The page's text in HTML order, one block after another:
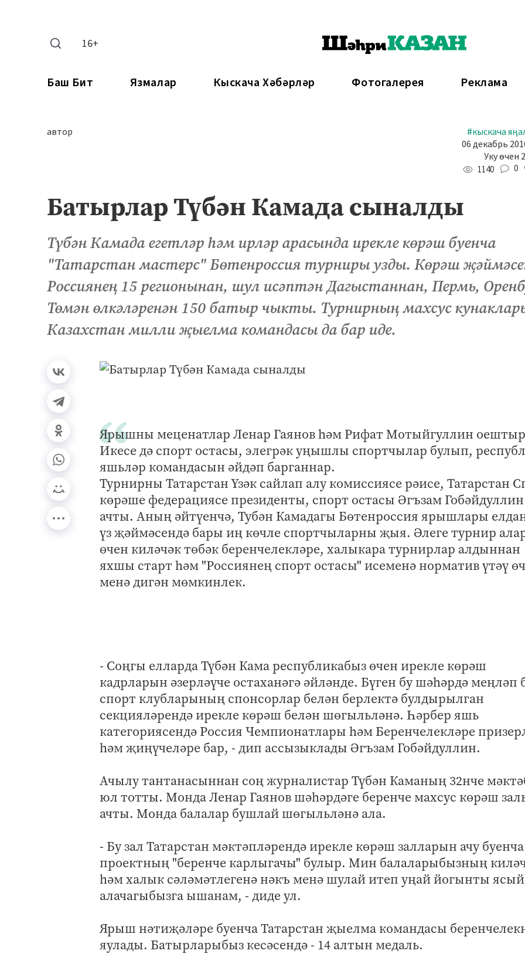
16+
Баш Бит Язмалар Кыскача Хәбәрләр Фотогалерея Реклама
автор
#кыскача
06 декабрь
Уку өчен
1140 0
Батырлар Түбән Камада сыналды
Түбән Камада егетләр һәм ирләр арасында ирекле көрәш буенча
"Татарстан мастерс" Бөтенроссия турниры узды. Көрәш
Россиянең 15 регионынан, шул исәптән Дагыстаннан, Пермь,
Төмән өлкәләренән 150 батыр чыкты. Турнирның махсус
Казахстан милли җыелма командасы да бар иде.
Ярышны меценатлар Ленар Гаянов һәм Рифат Мотыйгуллин
Икесе дә спорт остасы, элегрәк уңышлы спортчылар булып,
яшьләр командасын әйдәп барганнар.
Турнирны Татарстан Үзәк сайлап алу комиссиясе рәисе, Татарстан
көрәше федерациясе президенты, спорт остасы Әгъзам Гобәйдуллин
ачты. Аның әйтүенчә, Тубән Камадагы Бөтенроссия ярышлары
үз җәймәсендә бары иң көчле спортчыларны җыя. Әлеге турнир
өчен киләчәк төбәк беренчелекләре, халыкара турнирлар алдыннан
яхшы старт һәм "Россиянең спорт остасы" исеменә норматив үтәү
менә дигән мөмкинлек.
- Соңгы елларда Түбән Кама республикабыз өчен ирекле көрәш
кадрларын әзерләүче остаханәгә әйләнде. Бүген бу шәһәрдә меңләп
спорт клубларының спонсорлар белән берлектә булдырылган
секцияләрендә ирекле көрәш белән шөгыльләнә. Һәрбер яшь
категориясендә Россия Чемпионатлары һәм Беренчелекләре
һәм җиңүчеләре бар, - дип ассызыклады Әгъзам Гобәйдуллин.
Ачылу тантанасыннан соң журналистар Түбән Каманың 32нче
юл тотты. Монда Ленар Гаянов шәһәрдәге беренче махсус көрәш
ачты. Монда балалар бушлай шөгыльләнә ала.
- Бу зал Татарстан мәктәпләрендә ирекле көрәш залларын ачу буенча
проектның "беренче карлыгачы" булыр. Мин балаларыбызның
һәм халык сәләмәтлегенә нәкъ менә шулай итеп уңай йогынты ясый
алачагыбызга ышанам, - диде ул.
Ярыш нәтиҗәләре буенча Татарстан җыелма командасы
яулады. Батырларыбыз кесәсендә - 14 алтын медаль.